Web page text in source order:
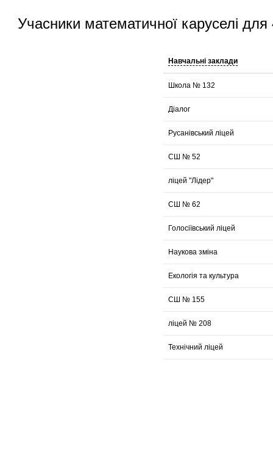
Учасники математичної каруселі
Навчальні заклади
Школа № 132
Діалог
Русанівський ліцей
СШ № 52
ліцей "Лідер"
СШ № 62
Голосіївський ліцей
Наукова зміна
Екологія та культура
СШ № 155
ліцей № 208
Технічний ліцей